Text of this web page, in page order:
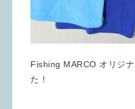
Fishing MARCO オリジ
た！